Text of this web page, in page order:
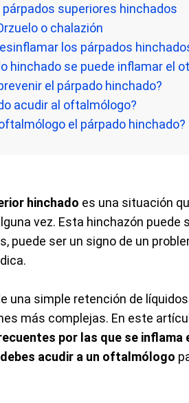
párpados superiores hinchados
o chalazión
los párpados
hinchado se puede inflamar el
el párpado hinchado?
acudir al oftalmólogo?
el párpado hinchado?
hinchado es una situación
vez. Esta hinchazón puede
puede ser un signo de un
una simple retención de
más complejas. En este
por las que se inflama
acudir a un oftalmólogo